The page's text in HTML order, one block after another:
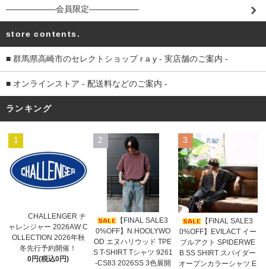
――――――会員限定――――――
store contents.
■ 群馬県高崎市のセレクトショップ r a y - 実店舗のご案内 -
■ オンラインストア - 配送料などのご案内 -
ランキング
1
CHALLENGER チ
ャレンジャー 2026AW C
OLLECTION 2026年秋
冬先行予約開催！
0円(税込0円)
2
【FINAL SALE3
0%OFF】N.HOOLYWO
OD エヌハリウッド TPE
S T-SHIRT Tシャツ 9261
-CS83 2026SS 3色展開
3
【FINAL SALE3
0%OFF】EVILACT イー
ブルアクト SPIDERWE
B SS SHIRT スパイダー
オープンカラーシャツ E